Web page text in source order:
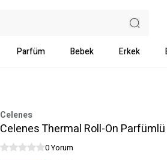
Parfüm Bebek Erkek
Celenes
Celenes Thermal Roll-On
0 Yorum